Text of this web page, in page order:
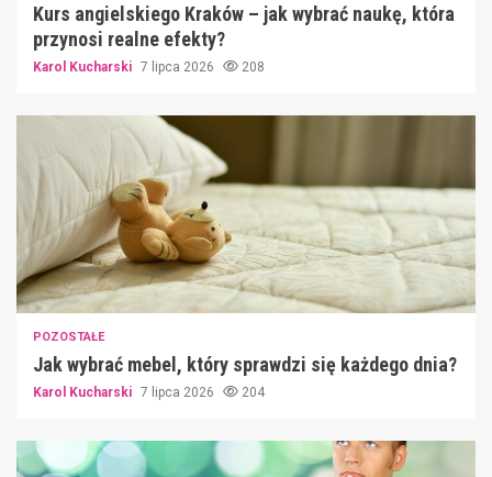
Kurs angielskiego Kraków – jak wybrać naukę, która
przynosi realne efekty?
Karol Kucharski 7 lipca 2026 208
POZOSTAŁE
Jak wybrać mebel, który sprawdzi się każdego dnia?
Karol Kucharski 7 lipca 2026 204